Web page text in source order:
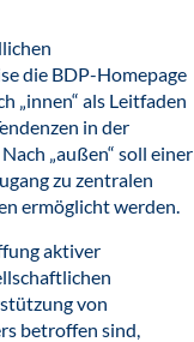
die BDP-Homepage
„innen“ als Leitfaden
in der
„außen“ soll einer
zu zentralen
ermöglicht werden.
aktiver
von
betroffen sind,